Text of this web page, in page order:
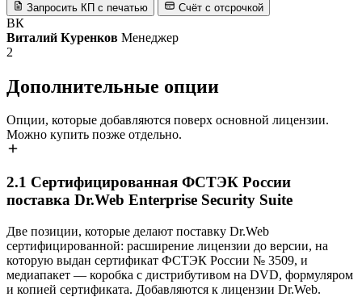
Запросить КП с печатью Счёт с отсрочкой
ВК
Виталий Куренков Менеджер
2
Дополнительные опции
Опции, которые добавляются поверх основной лицензии.
Можно купить позже отдельно.
2.1 Сертифицированная ФСТЭК России
поставка Dr.Web Enterprise Security Suite
Две позиции, которые делают поставку Dr.Web
сертифицированной: расширение лицензии до версии, на
которую выдан сертификат ФСТЭК России № 3509, и
медиапакет — коробка с дистрибутивом на DVD, формуляром
и копией сертификата. Добавляются к лицензии Dr.Web.